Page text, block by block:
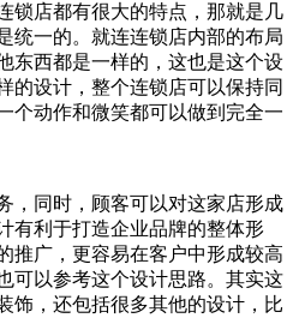
锁店都有很大的特点，那就是几
统一的。就连连锁店内部的布局
东西都是一样的，这也是这个设
的设计，整个连锁店可以保持同
个动作和微笑都可以做到完全一
，同时，顾客可以对这家店形成
有利于打造企业品牌的整体形
推广，更容易在客户中形成较高
可以参考这个设计思路。其实这
饰，还包括很多其他的设计，比